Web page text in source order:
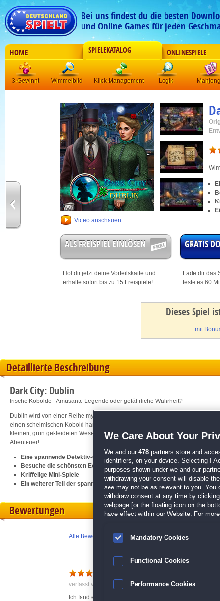
Bei uns findest du die besten
und Online Games für jeden
HOME SPIELEKATALOG ONLINESPIELE
3-Gewinnt Wimmelbild Klick-Management Logik Mahjong
Video anschauen
ALS FREISPIEL EINLÖSEN
Hol dir jetzt deine Vorteilskarte und
erhalte sofort bis zu 15 Freispiele!
GRATIS
Lade dir das
teste es 60
Dieses Spiel
mit
Detaillierte Beschreibung
Dark City: Dublin
Irische Kobolde - Amüsante Legende oder gefährliche Wahrheit?
Dublin wird von einer Reihe mysteriöser Raubüberfälle heimgesucht.
einen schelmischen Kobold handeln soll. Und tatsächlich - auf dem Weg in
kleinen, grün gekleideten Wesen gestohlen! Löse diesen unglaublichen Fall
Abenteuer!
Eine spannende Detektiv-Geschichte
Besuche die schönsten Ecken von Dublin
Kniffelige Mini-Spiele
Ein weiterer Teil der spannenden
Dark City-Reihe
Bewertungen
Alle Bewertungen anzeigen
verfasst von Anonym am 19.12.2020 um 11:59
Ich fand es super, mag diese Spiele!!
We Care About Your
We and our 478 partners store and
identifiers, on your device. Selecting I
purposes shown under we and our
withdrawing your consent will disable
see may not be as relevant to you. You
withdraw consent at any time by
webpage [or the floating icon on the
have effect within our Website. For
Mandatory Cookies
Functional Cookies
Performance Cookies